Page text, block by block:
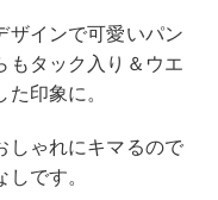
ザインで可愛いパン
もタック入り＆ウエ
印象に。
しゃれにキマるので
です。